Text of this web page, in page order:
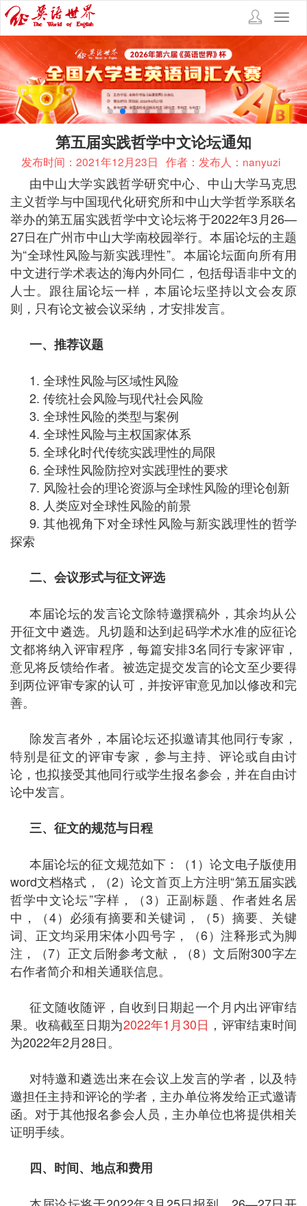
第五届实践哲学中文论坛通知
发布时间：2021年12月23日 作者：发布人：nanyuzi
由中山大学实践哲学研究中心、中山大学马克思
主义哲学与中国现代化研究所和中山大学哲学系联名
举办的第五届实践哲学中文论坛将于2022年3月26—
27日在广州市中山大学南校园举行。本届论坛的主题
为“全球性风险与新实践理性”。本届论坛面向所有用
中文进行学术表达的海内外同仁，包括母语非中文的
人士。跟往届论坛一样，本届论坛坚持以文会友原
则，只有论文被会议采纳，才安排发言。
一、推荐议题
1. 全球性风险与区域性风险
2. 传统社会风险与现代社会风险
3. 全球性风险的类型与案例
4. 全球性风险与主权国家体系
5. 全球化时代传统实践理性的局限
6. 全球性风险防控对实践理性的要求
7. 风险社会的理论资源与全球性风险的理论创新
8. 人类应对全球性风险的前景
9. 其他视角下对全球性风险与新实践理性的哲学
探索
二、会议形式与征文评选
本届论坛的发言论文除特邀撰稿外，其余均从公
开征文中遴选。凡切题和达到起码学术水准的应征论
文都将纳入评审程序，每篇安排3名同行专家评审，
意见将反馈给作者。被选定提交发言的论文至少要得
到两位评审专家的认可，并按评审意见加以修改和完
善。
除发言者外，本届论坛还拟邀请其他同行专家，
特别是征文的评审专家，参与主持、评论或自由讨
论，也拟接受其他同行或学生报名参会，并在自由讨
论中发言。
三、征文的规范与日程
本届论坛的征文规范如下：（1）论文电子版使用
word文档格式，（2）论文首页上方注明“第五届实践
哲学中文论坛”字样，（3）正副标题、作者姓名居
中，（4）必须有摘要和关键词，（5）摘要、关键
词、正文均采用宋体小四号字，（6）注释形式为脚
注，（7）正文后附参考文献，（8）文后附300字左
右作者简介和相关通联信息。
征文随收随评，自收到日期起一个月内出评审结
果。收稿截至日期为2022年1月30日 ，评审结束时间
为2022年2月28日。
对特邀和遴选出来在会议上发言的学者，以及特
邀担任主持和评论的学者，主办单位将发给正式邀请
函。对于其他报名参会人员，主办单位也将提供相关
证明手续。
四、时间、地点和费用